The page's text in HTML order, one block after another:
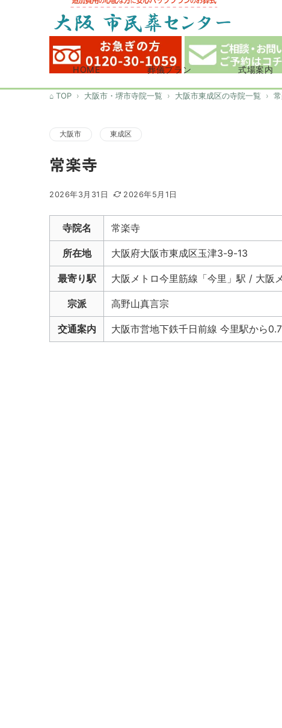
HOME 葬儀プラン 式場案内
TOP 大阪市・堺市寺院一覧 大阪市東成区の寺院一覧
大阪市 東成区
常楽寺
2026年3月31日 2026年5月1日
寺院名 常楽寺
所在地 大阪府大阪市東成区玉津3-9-13
最寄り駅 大阪メトロ今里筋線「今里」駅 / 大阪
宗派 高野山真言宗
交通案内 大阪市営地下鉄千日前線 今里駅から